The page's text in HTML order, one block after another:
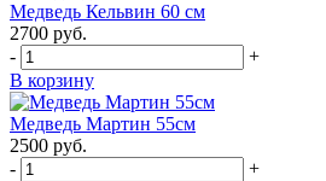
Медведь Кельвин 60 см
2700 руб.
-
+
В корзину
Медведь Мартин 55см
2500 руб.
-
+